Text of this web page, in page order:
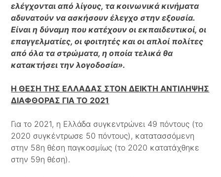
ελέγχονται από λίγους, τα κοινωνικά κινήματα
αδυνατούν να ασκήσουν έλεγχο στην εξουσία.
Είναι η δύναμη που κατέχουν οι εκπαιδευτικοί, οι
επαγγελματίες, οι φοιτητές και οι απλοί πολίτες
από όλα τα στρώματα, η οποία τελικά θα
κατακτήσει την λογοδοσία».
Η ΘΕΣΗ ΤΗΣ ΕΛΛΑΔΑΣ ΣΤΟΝ ΔΕΙΚΤΗ ΑΝΤΙΛΗΨΗΣ
ΔΙΑΦΘΟΡΑΣ ΓΙΑ ΤΟ 2021
Για το 2021, η Ελλάδα συγκεντρώνει 49 πόντους (το
2020 συγκέντρωσε 50 πόντους), κατατασσόμενη
στην 58η θέση παγκοσμίως (το 2020 κατατάχθηκε
στην 59η θέση).